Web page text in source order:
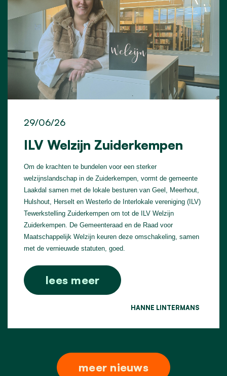
ILV Welzijn Zuiderkempen
29/06/26
Om de krachten te bundelen voor een sterker
welzijnslandschap in de Zuiderkempen, vormt de gemeente
Laakdal samen met de lokale besturen van Geel, Meerhout,
Hulshout, Herselt en Westerlo de Interlokale vereniging (ILV)
Tewerkstelling Zuiderkempen om tot de ILV Welzijn
Zuiderkempen. De Gemeenteraad en de Raad voor
Maatschappelijk Welzijn keuren deze omschakeling, samen
met de vernieuwde statuten, goed.
lees meer
HANNE LINTERMANS
meer nieuws